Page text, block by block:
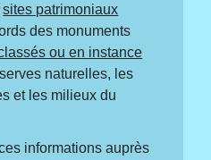
sites patrimoniaux
des monuments
ou en instance
naturelles, les
et les milieux du
informations auprès